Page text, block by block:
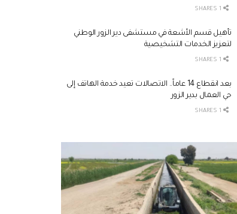
تأهيل قسم الأشعة في مستشفى دير الزور الوطني
لتعزيز الخدمات التشخيصية
بعد انقطاع 14 عاماً.. الاتصالات تعيد خدمة الهاتف إلى
حي العمال بدير الزور